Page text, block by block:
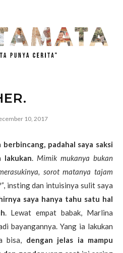
10, 2017
padahal saya saksi
lakukan. Mimik mukanya bukan
sorot matanya tajam
, insting dan intuisinya sulit saya
saya hanya tahu satu hal
. Lewat empat babak, Marlina
bayangannya. Yang ia lakukan
bisa, dengan jelas ia mampu